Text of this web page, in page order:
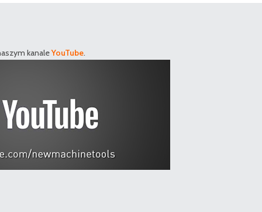
kanaleYouTube.